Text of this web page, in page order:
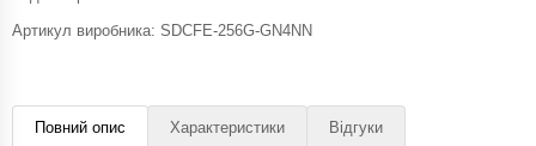
Артикул виробника: SDCFE-256G-GN4NN
Повний опис Характеристики Відгуки